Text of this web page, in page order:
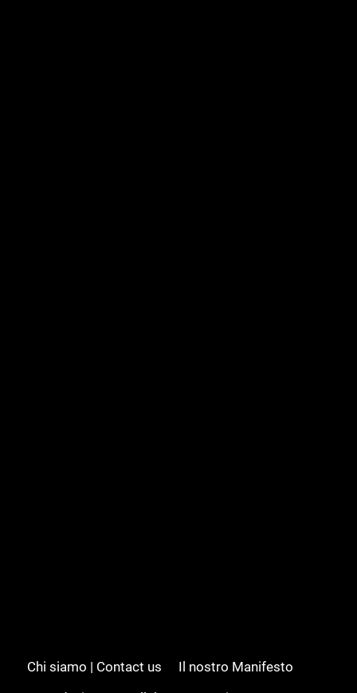
Chi siamo | Contact us
Il nostro Manifesto